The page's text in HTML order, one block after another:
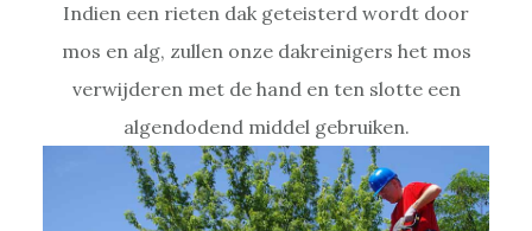
Indien een rieten dak geteisterd wordt door
mos en alg, zullen onze dakreinigers het mos
verwijderen met de hand en ten slotte een
algendodend middel gebruiken.